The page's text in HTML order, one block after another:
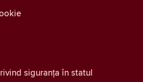
siguranța în statul